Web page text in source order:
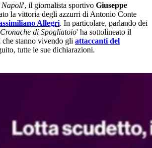
Napoli', il giornalista sportivo Giuseppe
la vittoria degli azzurri di Antonio Conte
Allegri. In particolare, parlando dei
Cronache di Spogliatoio' ha sottolineato il
stanno vivendo gli attaccanti del
tutte le sue dichiarazioni.